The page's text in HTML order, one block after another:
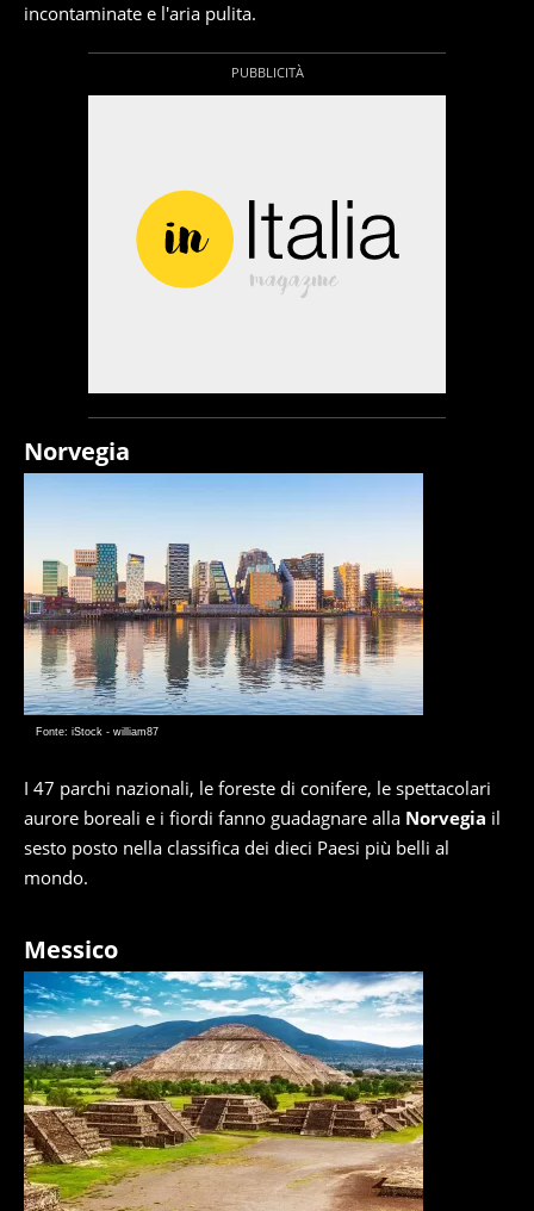
incontaminate e l'aria pulita.
Norvegia
Fonte: iStock - william87
I 47 parchi nazionali, le foreste di conifere, le spettacolari
aurore boreali e i fiordi fanno guadagnare alla Norvegia il
sesto posto nella classifica dei dieci Paesi più belli al
mondo.
Messico